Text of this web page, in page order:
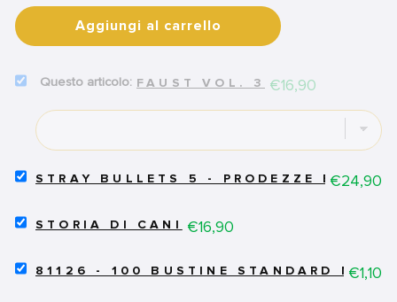
Aggiungi al carrello
SELECT
VOL.
FOR
FAUST VOL. 3 Price
€16,90
SELECT
5
E
STRAY BULLETS 5 - PRODEZZE EPrice
€24,90
SELECT
CANI
STORIA DI CANI Price
€16,90
SELECT
81126 - 100 BUSTINE STANDARD Price
€1,10